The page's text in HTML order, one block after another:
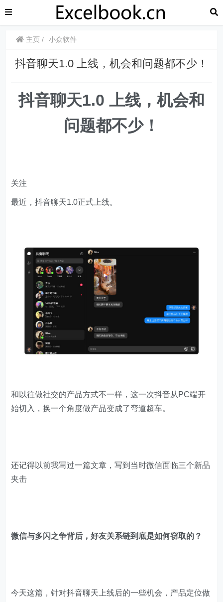
主页 小众软件
​​抖音聊天1.0 上线，机会和问题都不少！
抖音聊天1.0 上线，机会和
问题都不少！
关注
最近，抖音聊天1.0正式上线。
和以往做社交的产品方式不一样，这一次抖音从PC端开
始切入，换一个角度做产品变成了弯道超车。
还记得以前我写过一篇文章，写到当时微信面临三个新品
夹击
微信与多闪之争背后，好友关系链到底是如何窃取的？
今天这篇，针对抖音聊天上线后的一些机会，产品定位做